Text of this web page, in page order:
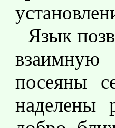
Язык
взаимную
посеяны
наделены